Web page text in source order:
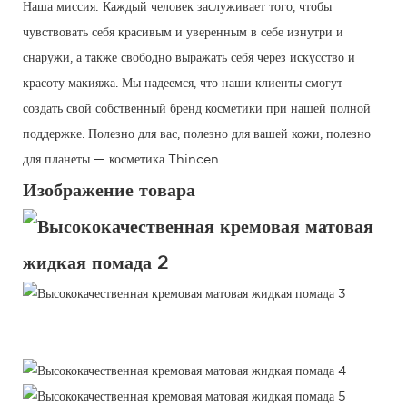
Наша миссия: Каждый человек заслуживает того, чтобы
чувствовать себя красивым и уверенным в себе изнутри и
снаружи, а также свободно выражать себя через искусство и
красоту макияжа. Мы надеемся, что наши клиенты смогут
создать свой собственный бренд косметики при нашей полной
поддержке. Полезно для вас, полезно для вашей кожи, полезно
для планеты — косметика Thincen.
Изображение товара